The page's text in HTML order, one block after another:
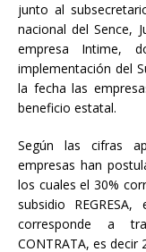
junto al
nacional del Sence,
empresa Intime,
implementación del
la fecha las
beneficio estatal.
Según las cifras
empresas han
los cuales el 30%
subsidio
corresponde a
CONTRATA, es decir